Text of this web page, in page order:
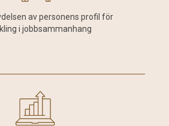
av personens profil för
i jobbsammanhang